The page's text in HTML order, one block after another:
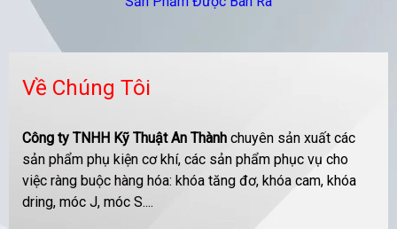
Về Chúng Tôi
Công ty TNHH Kỹ Thuật An Thành chuyên sản xuất các
sản phẩm phụ kiện cơ khí, các sản phẩm phục vụ cho
việc ràng buộc hàng hóa: khóa tăng đơ, khóa cam, khóa
dring, móc J, móc S....